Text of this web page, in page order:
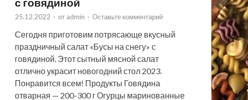
25.12.2022 - от admin - Оставьте комментарий
Сегодня приготовим потрясающе вкусный
праздничный салат «Бусы на снегу» с
говядиной. Этот сытный мясной салат
отлично украсит новогодний стол 2023.
Понравится всем! Продукты Говядина
отварная — 200-300 г Огурцы маринованные